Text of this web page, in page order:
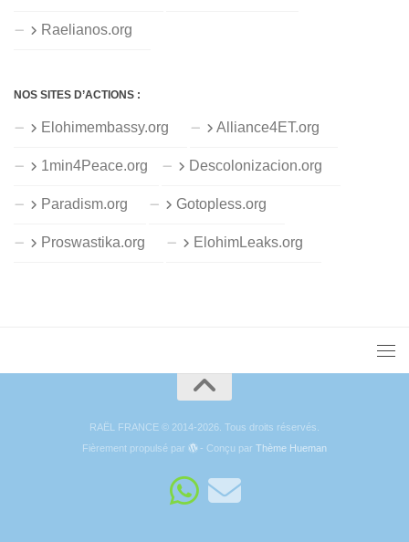
Raelianos.org
NOS SITES D’ACTIONS :
Elohimembassy.org Alliance4ET.org
1min4Peace.org Descolonizacion.org
Paradism.org Gotopless.org
Proswastika.org ElohimLeaks.org
RAËL FRANCE © 2014-2026. Tous droits réservés.
Fièrement propulsé par
- Conçu parThème Hueman